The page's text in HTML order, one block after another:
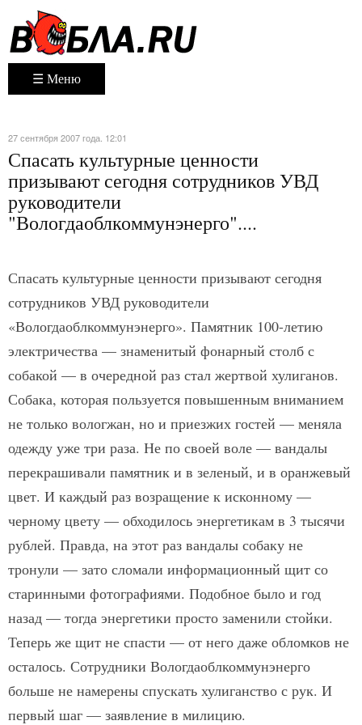
☰ Меню
27 сентября 2007 года. 12:01
Спасать культурные ценности
призывают сегодня сотрудников УВД
руководители
"Вологдаоблкоммунэнерго"....
Спасать культурные ценности призывают сегодня
сотрудников УВД руководители
«Вологдаоблкоммунэнерго». Памятник 100-летию
электричества — знаменитый фонарный столб с
собакой — в очередной раз стал жертвой хулиганов.
Собака, которая пользуется повышенным вниманием
не только вологжан, но и приезжих гостей — меняла
одежду уже три раза. Не по своей воле — вандалы
перекрашивали памятник и в зеленый, и в оранжевый
цвет. И каждый раз возращение к исконному —
черному цвету — обходилось энергетикам в 3 тысячи
рублей. Правда, на этот раз вандалы собаку не
тронули — зато сломали информационный щит со
старинными фотографиями. Подобное было и год
назад — тогда энергетики просто заменили стойки.
Теперь же щит не спасти — от него даже обломков не
осталось. Сотрудники Вологдаоблкоммунэнерго
больше не намерены спускать хулиганство с рук. И
первый шаг — заявление в милицию.